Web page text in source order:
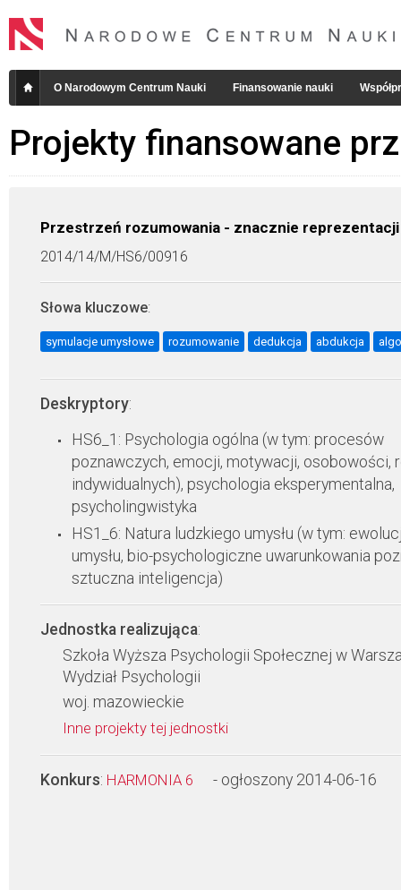
O Narodowym Centrum Nauki Finansowanie nauki
Projekty finansowane
Przestrzeń rozumowania - znacznie
2014/14/M/HS6/00916
Słowa kluczowe:
symulacje umysłowe rozumowanie dedukcja abdukcja
Deskryptory:
HS6_1: Psychologia ogólna (w tym: procesów
poznawczych, emocji, motywacji, osobowości,
indywidualnych), psychologia eksperymentalna,
psycholingwistyka
HS1_6: Natura ludzkiego umysłu (w tym:
umysłu, bio-psychologiczne uwarunkowania
sztuczna inteligencja)
Jednostka realizująca:
Szkoła Wyższa Psychologii Społecznej w
Wydział Psychologii
woj. mazowieckie
Inne projekty tej jednostki
Konkurs: HARMONIA 6 - ogłoszony 2014-06-16